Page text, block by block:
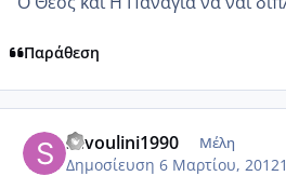
Παράθεση
sevoulini1990 Μέλη
Δημοσίευση 6 Μαρτίου, 2012